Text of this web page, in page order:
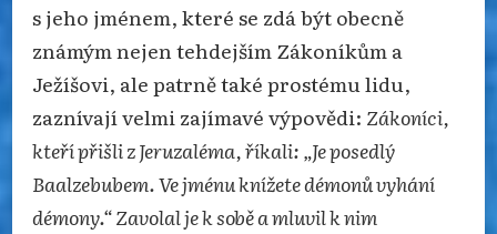
s jeho jménem, které se zdá být obecně
známým nejen tehdejším Zákoníkům a
Ježíšovi, ale patrně také prostému lidu,
zaznívají velmi zajímavé výpovědi: Zákoníci,
kteří přišli z Jeruzaléma, říkali: „Je posedlý
Baalzebubem. Ve jménu knížete démonů vyhání
démony.“ Zavolal je k sobě a mluvil k nim